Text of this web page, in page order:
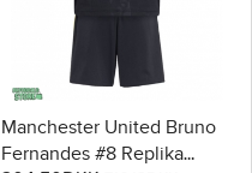
Manchester United Bruno
Fernandes #8 Replika